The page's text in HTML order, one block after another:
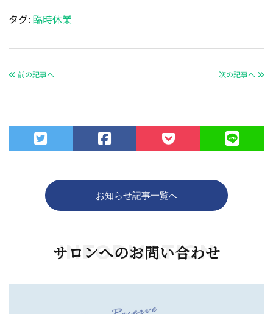
タグ:臨時休業
前の記事へ 次の記事へ
お知らせ記事一覧へ
INFORMATION
サロンへのお問い合わせ